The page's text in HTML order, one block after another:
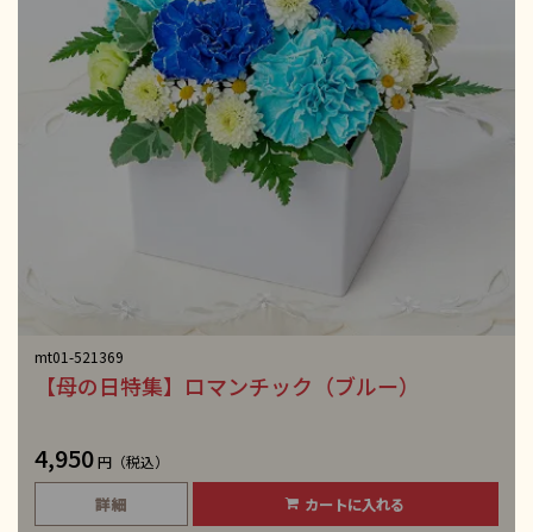
mt01-521369
【母の日特集】ロマンチック（ブルー）
4,950円（税込）
詳細 カートに入れる